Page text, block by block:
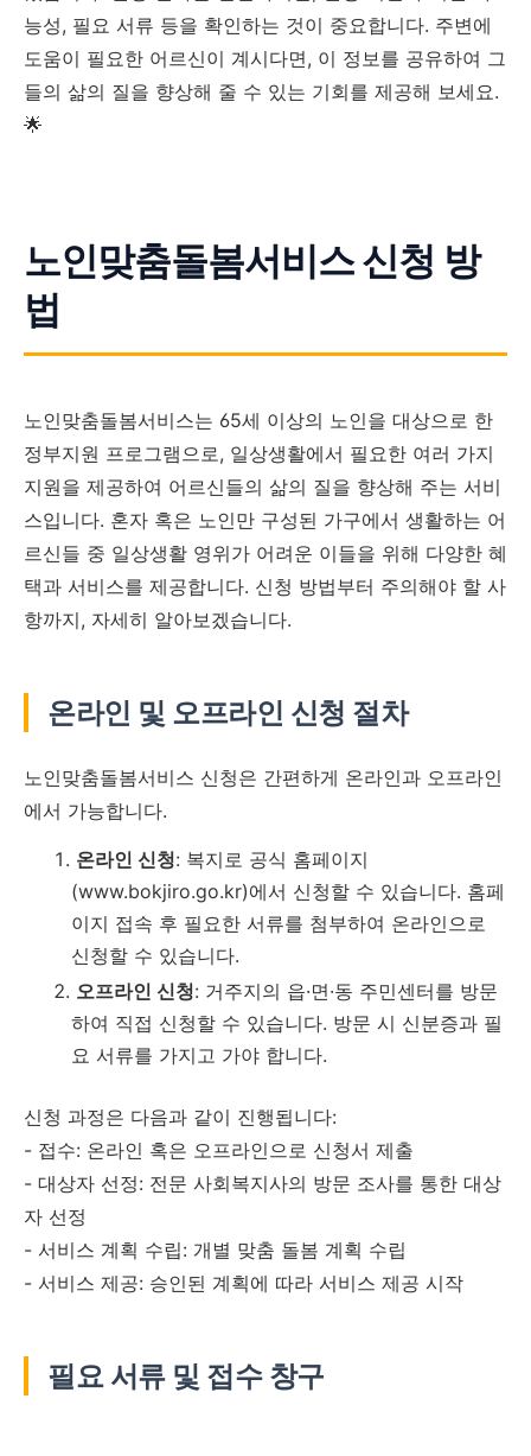
능성, 필요 서류 등을 확인하는 것이 중요합니다. 주변에
도움이 필요한 어르신이 계시다면, 이 정보를 공유하여 그
들의 삶의 질을 향상해 줄 수 있는 기회를 제공해 보세요.
🌟
노인맞춤돌봄서비스 신청 방
법
노인맞춤돌봄서비스는 65세 이상의 노인을 대상으로 한
정부지원 프로그램으로, 일상생활에서 필요한 여러 가지
지원을 제공하여 어르신들의 삶의 질을 향상해 주는 서비
스입니다. 혼자 혹은 노인만 구성된 가구에서 생활하는 어
르신들 중 일상생활 영위가 어려운 이들을 위해 다양한 혜
택과 서비스를 제공합니다. 신청 방법부터 주의해야 할 사
항까지, 자세히 알아보겠습니다.
온라인 및 오프라인 신청 절차
노인맞춤돌봄서비스 신청은 간편하게 온라인과 오프라인
에서 가능합니다.
온라인 신청: 복지로 공식 홈페이지
(www.bokjiro.go.kr)에서 신청할 수 있습니다. 홈페
이지 접속 후 필요한 서류를 첨부하여 온라인으로
신청할 수 있습니다.
오프라인 신청: 거주지의 읍·면·동 주민센터를 방문
하여 직접 신청할 수 있습니다. 방문 시 신분증과 필
요 서류를 가지고 가야 합니다.
신청 과정은 다음과 같이 진행됩니다:
- 접수: 온라인 혹은 오프라인으로 신청서 제출
- 대상자 선정: 전문 사회복지사의 방문 조사를 통한 대상
자 선정
- 서비스 계획 수립: 개별 맞춤 돌봄 계획 수립
- 서비스 제공: 승인된 계획에 따라 서비스 제공 시작
필요 서류 및 접수 창구